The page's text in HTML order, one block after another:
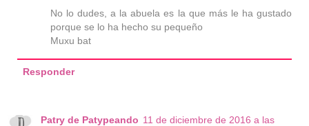
No lo dudes, a la abuela es la que más le ha gustado
porque se lo ha hecho su pequeño
Muxu bat
Responder
Patry de Patypeando 11 de diciembre de 2016 a las